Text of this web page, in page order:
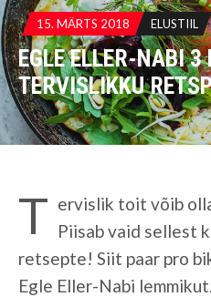
15. MÄRTS 2018 ELUSTIIL
EGLE ELLER-NABI
TERVISLIKKU
T ervislik toit võib
Piisab vaid sellest
retsepte! Siit paar pro
Egle Eller-Nabi lemmikut.